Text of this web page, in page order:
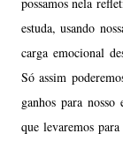
estuda, usando
carga emocional
Só assim
ganhos para
que levaremos